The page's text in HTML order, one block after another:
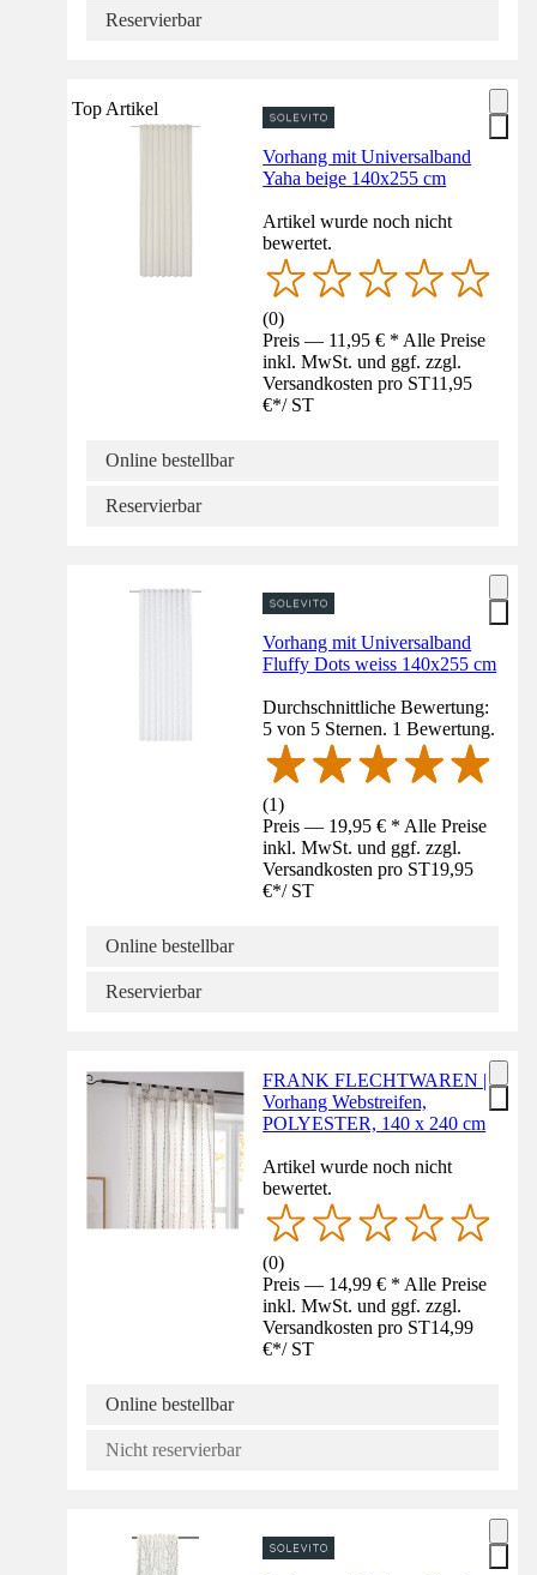
Reservierbar
Top Artikel
Vorhang mit Universalband
Yaha beige 140x255 cm
Artikel wurde noch nicht
bewertet.
(0)
Preis — 11,95 € * Alle Preise
inkl. MwSt. und ggf. zzgl.
Versandkosten pro ST11,95
€*/ ST
Online bestellbar
Reservierbar
Vorhang mit Universalband
Fluffy Dots weiss 140x255 cm
Durchschnittliche Bewertung:
5 von 5 Sternen. 1 Bewertung.
(1)
Preis — 19,95 € * Alle Preise
inkl. MwSt. und ggf. zzgl.
Versandkosten pro ST19,95
€*/ ST
Online bestellbar
Reservierbar
FRANK FLECHTWAREN |
Vorhang Webstreifen,
POLYESTER, 140 x 240 cm
Artikel wurde noch nicht
bewertet.
(0)
Preis — 14,99 € * Alle Preise
inkl. MwSt. und ggf. zzgl.
Versandkosten pro ST14,99
€*/ ST
Online bestellbar
Nicht reservierbar